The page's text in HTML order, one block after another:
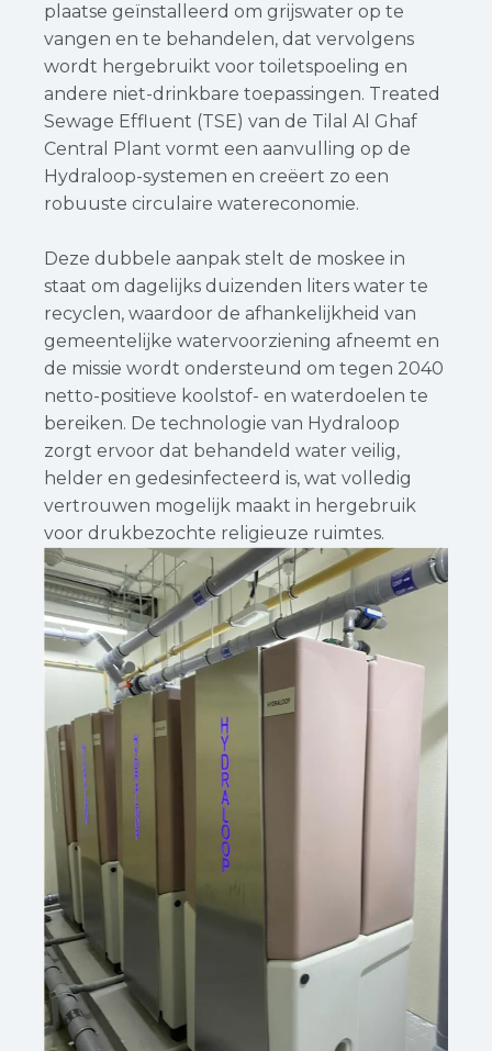
plaatse geïnstalleerd om grijswater op te
vangen en te behandelen, dat vervolgens
wordt hergebruikt voor toiletspoeling en
andere niet-drinkbare toepassingen. Treated
Sewage Effluent (TSE) van de Tilal Al Ghaf
Central Plant vormt een aanvulling op de
Hydraloop-systemen en creëert zo een
robuuste circulaire watereconomie.
Deze dubbele aanpak stelt de moskee in
staat om dagelijks duizenden liters water te
recyclen, waardoor de afhankelijkheid van
gemeentelijke watervoorziening afneemt en
de missie wordt ondersteund om tegen 2040
netto-positieve koolstof- en waterdoelen te
bereiken. De technologie van Hydraloop
zorgt ervoor dat behandeld water veilig,
helder en gedesinfecteerd is, wat volledig
vertrouwen mogelijk maakt in hergebruik
voor drukbezochte religieuze ruimtes.